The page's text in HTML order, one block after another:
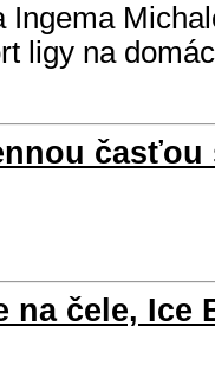
Ingema
ligy na
časťou
na čele, Ice